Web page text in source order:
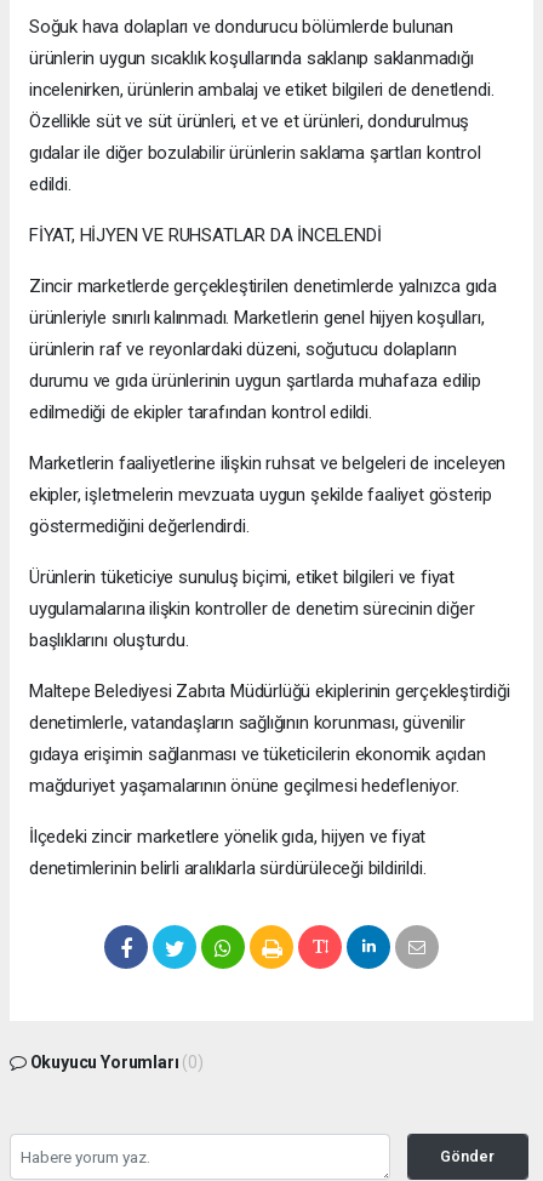
Soğuk hava dolapları ve dondurucu bölümlerde bulunan
ürünlerin uygun sıcaklık koşullarında saklanıp saklanmadığı
incelenirken, ürünlerin ambalaj ve etiket bilgileri de denetlendi.
Özellikle süt ve süt ürünleri, et ve et ürünleri, dondurulmuş
gıdalar ile diğer bozulabilir ürünlerin saklama şartları kontrol
edildi.
FİYAT, HİJYEN VE RUHSATLAR DA İNCELENDİ
Zincir marketlerde gerçekleştirilen denetimlerde yalnızca gıda
ürünleriyle sınırlı kalınmadı. Marketlerin genel hijyen koşulları,
ürünlerin raf ve reyonlardaki düzeni, soğutucu dolapların
durumu ve gıda ürünlerinin uygun şartlarda muhafaza edilip
edilmediği de ekipler tarafından kontrol edildi.
Marketlerin faaliyetlerine ilişkin ruhsat ve belgeleri de inceleyen
ekipler, işletmelerin mevzuata uygun şekilde faaliyet gösterip
göstermediğini değerlendirdi.
Ürünlerin tüketiciye sunuluş biçimi, etiket bilgileri ve fiyat
uygulamalarına ilişkin kontroller de denetim sürecinin diğer
başlıklarını oluşturdu.
Maltepe Belediyesi Zabıta Müdürlüğü ekiplerinin gerçekleştirdiği
denetimlerle, vatandaşların sağlığının korunması, güvenilir
gıdaya erişimin sağlanması ve tüketicilerin ekonomik açıdan
mağduriyet yaşamalarının önüne geçilmesi hedefleniyor.
İlçedeki zincir marketlere yönelik gıda, hijyen ve fiyat
denetimlerinin belirli aralıklarla sürdürüleceği bildirildi.
Okuyucu Yorumları (0)
Gönder